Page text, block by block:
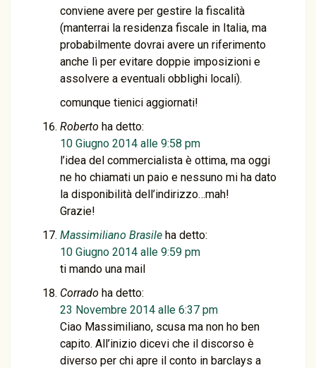
conviene avere per gestire la fiscalità
(manterrai la residenza fiscale in Italia, ma
probabilmente dovrai avere un riferimento
anche lì per evitare doppie imposizioni e
assolvere a eventuali obblighi locali).
comunque tienici aggiornati!
Roberto ha detto:
10 Giugno 2014 alle 9:58 pm
l’idea del commercialista è ottima, ma oggi
ne ho chiamati un paio e nessuno mi ha dato
la disponibilità dell’indirizzo…mah!
Grazie!
Massimiliano Brasile ha detto:
10 Giugno 2014 alle 9:59 pm
ti mando una mail
Corrado ha detto:
23 Novembre 2014 alle 6:37 pm
Ciao Massimiliano, scusa ma non ho ben
capito. All’inizio dicevi che il discorso è
diverso per chi apre il conto in barclays a